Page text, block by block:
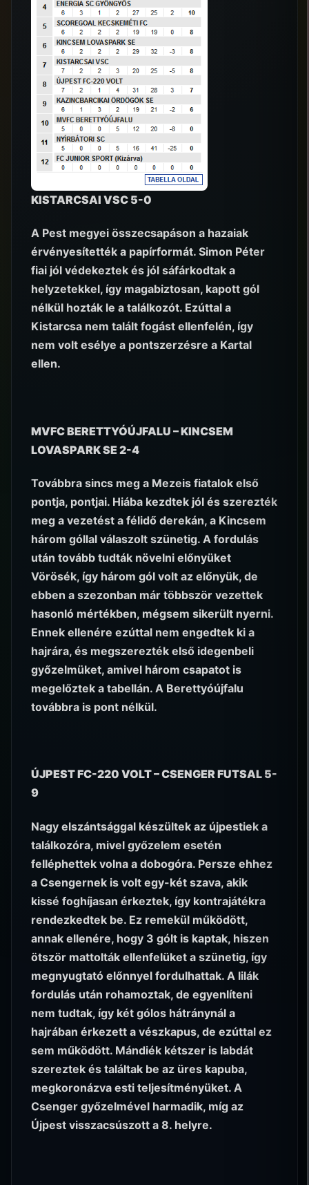
KISTARCSAI VSC 5-0
A Pest megyei összecsapáson a hazaiak
érvényesítették a papírformát. Simon Péter
fiai jól védekeztek és jól sáfárkodtak a
helyzetekkel, így magabiztosan, kapott gól
nélkül hozták le a találkozót. Ezúttal a
Kistarcsa nem talált fogást ellenfelén, így
nem volt esélye a pontszerzésre a Kartal
ellen.
MVFC BERETTYÓÚJFALU – KINCSEM
LOVASPARK SE 2-4
Továbbra sincs meg a Mezeis fiatalok első
pontja, pontjai. Hiába kezdtek jól és szerezték
meg a vezetést a félidő derekán, a Kincsem
három góllal válaszolt szünetig. A fordulás
után tovább tudták növelni előnyüket
Vörösék, így három gól volt az előnyük, de
ebben a szezonban már többször vezettek
hasonló mértékben, mégsem sikerült nyerni.
Ennek ellenére ezúttal nem engedtek ki a
hajrára, és megszerezték első idegenbeli
győzelmüket, amivel három csapatot is
megelőztek a tabellán. A Berettyóújfalu
továbbra is pont nélkül.
ÚJPEST FC-220 VOLT – CSENGER FUTSAL 5-
9
Nagy elszántsággal készültek az újpestiek a
találkozóra, mivel győzelem esetén
felléphettek volna a dobogóra. Persze ehhez
a Csengernek is volt egy-két szava, akik
kissé foghíjasan érkeztek, így kontrajátékra
rendezkedtek be. Ez remekül működött,
annak ellenére, hogy 3 gólt is kaptak, hiszen
ötször mattolták ellenfelüket a szünetig, így
megnyugtató előnnyel fordulhattak. A lilák
fordulás után rohamoztak, de egyenlíteni
nem tudtak, így két gólos hátránynál a
hajrában érkezett a vészkapus, de ezúttal ez
sem működött. Mándiék kétszer is labdát
szereztek és találtak be az üres kapuba,
megkoronázva esti teljesítményüket. A
Csenger győzelmével harmadik, míg az
Újpest visszacsúszott a 8. helyre.